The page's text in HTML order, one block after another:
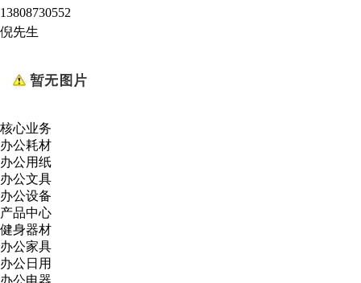
13808730552
倪先生
核心业务
办公耗材
办公用纸
办公文具
办公设备
产品中心
健身器材
办公家具
办公日用
办公电器